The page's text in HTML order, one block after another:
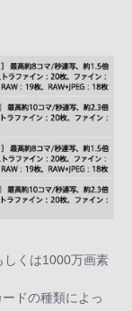
しくは1000万画素
ドの種類によっ